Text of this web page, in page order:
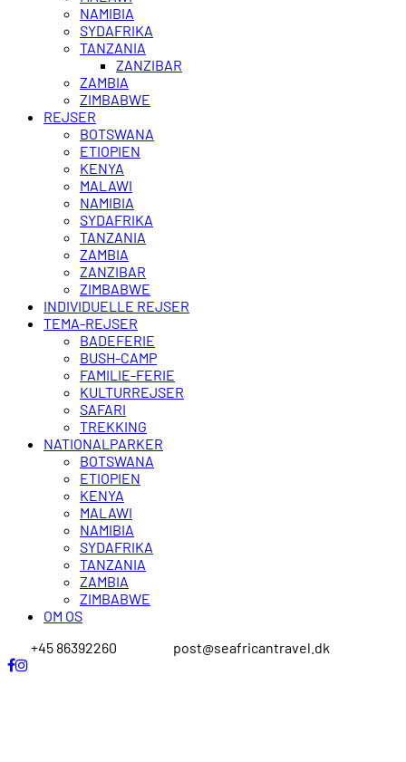
NAMIBIA
SYDAFRIKA
TANZANIA
ZANZIBAR
ZAMBIA
ZIMBABWE
REJSER
BOTSWANA
ETIOPIEN
KENYA
MALAWI
NAMIBIA
SYDAFRIKA
TANZANIA
ZAMBIA
ZANZIBAR
ZIMBABWE
INDIVIDUELLE REJSER
TEMA-REJSER
BADEFERIE
BUSH-CAMP
FAMILIE-FERIE
KULTURREJSER
SAFARI
TREKKING
NATIONALPARKER
BOTSWANA
ETIOPIEN
KENYA
MALAWI
NAMIBIA
SYDAFRIKA
TANZANIA
ZAMBIA
ZIMBABWE
OM OS
+45 86392260
post@seafricantravel.dk